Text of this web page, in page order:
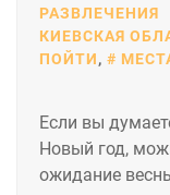
РАЗВЛЕЧЕНИЯ
КИЕВСКАЯ
ПОЙТИ,
Если вы
Новый год,
ожидание